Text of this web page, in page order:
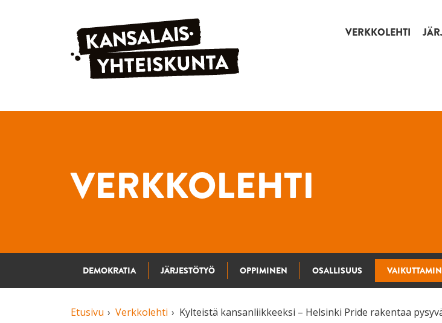
Siirry sisältöön VERKKOLEHTI
VERKKOLEHTI
DEMOKRATIA JÄRJESTÖTYÖ OPPIMINEN OSALLISUUS
Etusivu Verkkolehti Kylteistä kansanliikkeeksi – Helsinki Pride rakentaa